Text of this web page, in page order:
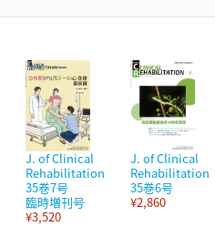
J. of Clinical
Rehabilitation
35巻7号
臨時増刊号
¥3,520
J. of Clinical
Rehabilitation
35巻6号
¥2,860